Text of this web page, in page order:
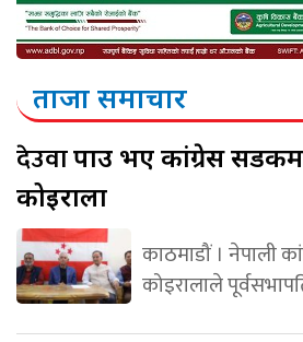
ताजा समाचार
देउवापक्राउ भए कांग्रेस
कोइराला
काठमाडौं । नेपाली
कोइरालाले